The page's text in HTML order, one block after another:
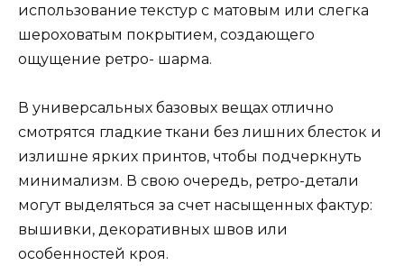
использование текстур с матовым или слегка
шероховатым покрытием, создающего
ощущение ретро- шарма.
В универсальных базовых вещах отлично
смотрятся гладкие ткани без лишних блесток и
излишне ярких принтов, чтобы подчеркнуть
минимализм. В свою очередь, ретро-детали
могут выделяться за счет насыщенных фактур:
вышивки, декоративных швов или
особенностей кроя.